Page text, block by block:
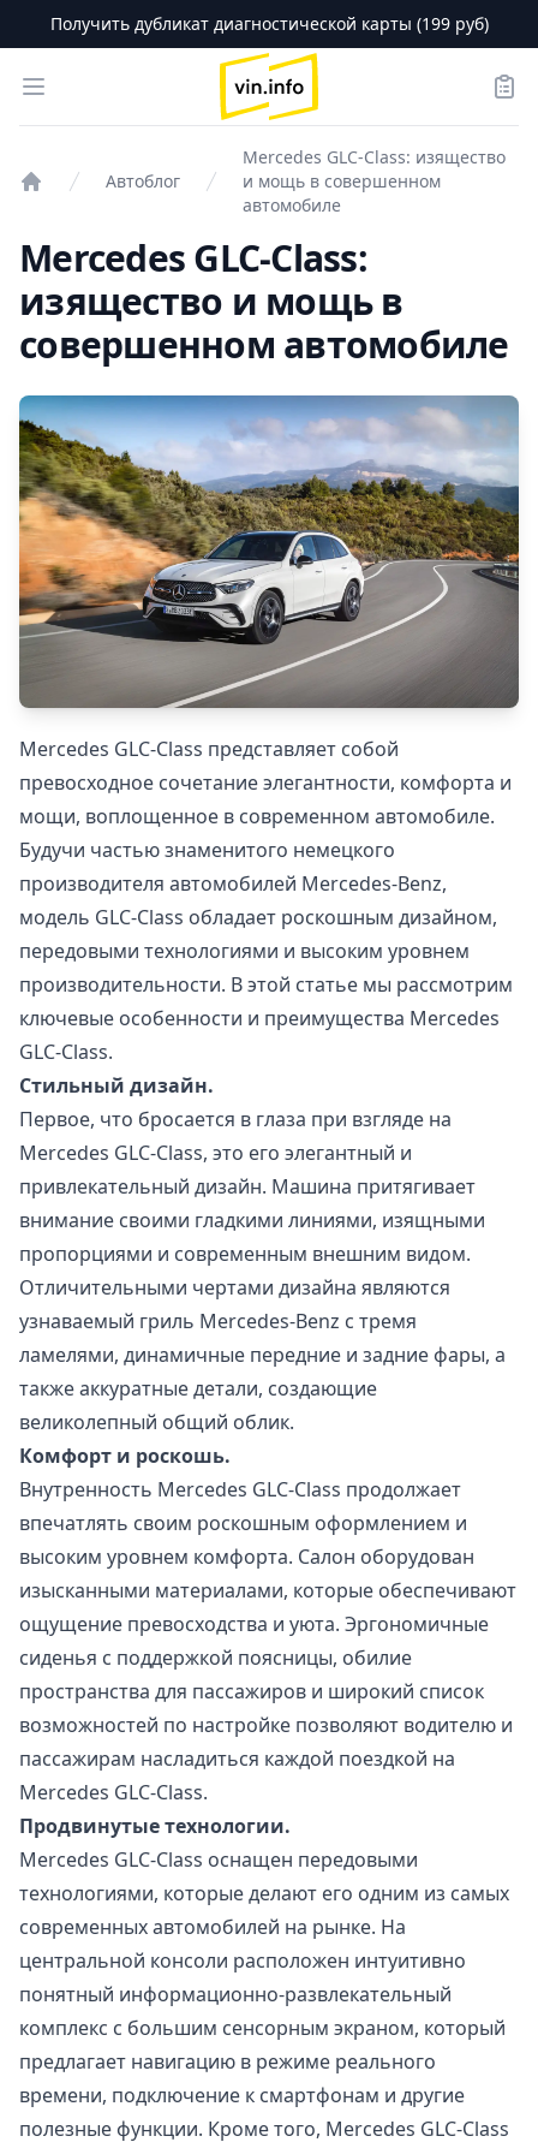
Получить дубликат диагностической карты (199 руб)
Open menu
logo
Автоблог
Mercedes GLC-Class: изящество
и мощь в совершенном
автомобиле
Mercedes GLC-Class:
изящество и мощь в
совершенном автомобиле
Mercedes GLC-Class представляет собой
превосходное сочетание элегантности, комфорта и
мощи, воплощенное в современном автомобиле.
Будучи частью знаменитого немецкого
производителя автомобилей Mercedes-Benz,
модель GLC-Class обладает роскошным дизайном,
передовыми технологиями и высоким уровнем
производительности. В этой статье мы рассмотрим
ключевые особенности и преимущества Mercedes
GLC-Class.
Стильный дизайн.
Первое, что бросается в глаза при взгляде на
Mercedes GLC-Class, это его элегантный и
привлекательный дизайн. Машина притягивает
внимание своими гладкими линиями, изящными
пропорциями и современным внешним видом.
Отличительными чертами дизайна являются
узнаваемый гриль Mercedes-Benz с тремя
ламелями, динамичные передние и задние фары, а
также аккуратные детали, создающие
великолепный общий облик.
Комфорт и роскошь.
Внутренность Mercedes GLC-Class продолжает
впечатлять своим роскошным оформлением и
высоким уровнем комфорта. Салон оборудован
изысканными материалами, которые обеспечивают
ощущение превосходства и уюта. Эргономичные
сиденья с поддержкой поясницы, обилие
пространства для пассажиров и широкий список
возможностей по настройке позволяют водителю и
пассажирам насладиться каждой поездкой на
Mercedes GLC-Class.
Продвинутые технологии.
Mercedes GLC-Class оснащен передовыми
технологиями, которые делают его одним из самых
современных автомобилей на рынке. На
центральной консоли расположен интуитивно
понятный информационно-развлекательный
комплекс с большим сенсорным экраном, который
предлагает навигацию в режиме реального
времени, подключение к смартфонам и другие
полезные функции. Кроме того, Mercedes GLC-Class